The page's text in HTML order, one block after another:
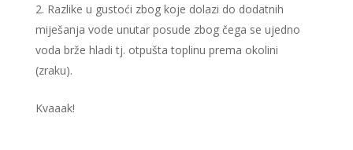
Razlike u gustoći zbog koje dolazi do dodatnih
miješanja vode unutar posude zbog čega se ujedno
voda brže hladi tj. otpušta toplinu prema okolini
(zraku).
Kvaaak!